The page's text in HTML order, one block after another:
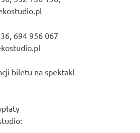
694 956 067
biletu na spektakl